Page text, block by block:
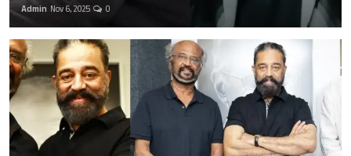
Admin Nov 6, 2025 0